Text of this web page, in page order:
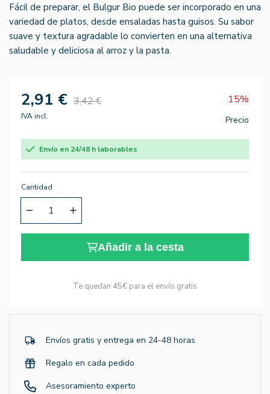
Fácil de preparar, el Bulgur Bio puede ser incorporado en una
variedad de platos, desde ensaladas hasta guisos. Su sabor
suave y textura agradable lo convierten en una alternativa
saludable y deliciosa al arroz y la pasta.
2,91 € 3,42 € 15%
IVA incl. Precio
Envío en 24/48 h laborables
Cantidad
Añadir a la cesta
Te quedan 45€ para el envío gratis
Envíos gratis y entrega en 24-48 horas
Regalo en cada pedido
Asesoramiento experto